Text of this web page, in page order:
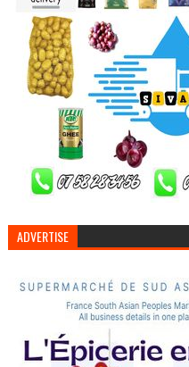
ADVERTISE